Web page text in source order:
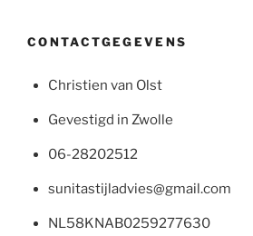
CONTACTGEGEVENS
Christien van Olst
Gevestigd in Zwolle
06-28202512
sunitastijladvies@gmail.com
NL58KNAB0259277630